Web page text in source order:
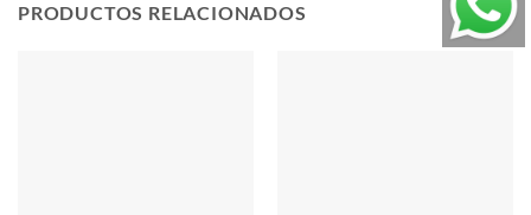
PRODUCTOS RELACIONADOS